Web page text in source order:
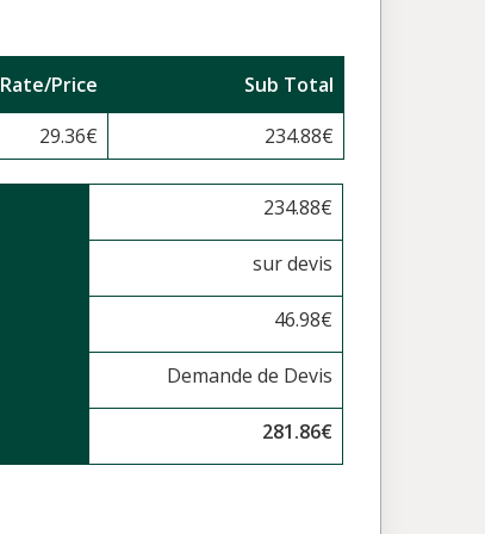
Rate/Price
Sub Total
29.36€ 234.88€
234.88€
sur devis
46.98€
Demande de Devis
281.86€